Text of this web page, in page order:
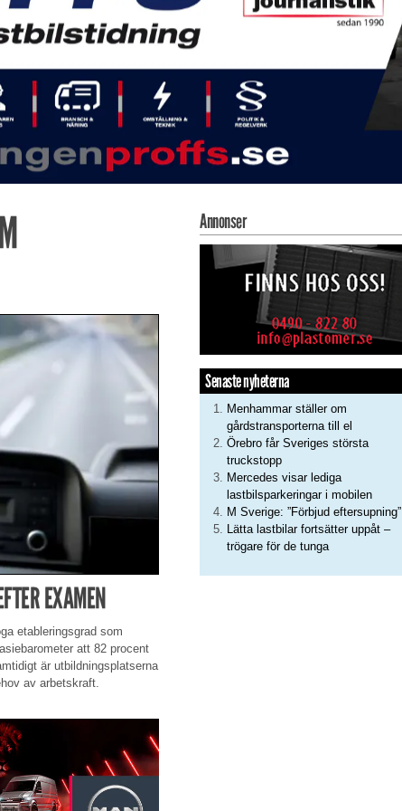
EXAMEN
etableringsgrad som
att 82 procent
är utbildningsplatserna
av arbetskraft.
Annonser
Senaste nyheterna
Menhammar ställer om
gårdstransporterna till el
Örebro får Sveriges största
truckstopp
Mercedes visar lediga
lastbilsparkeringar i mobilen
M Sverige: ”Förbjud eftersupning”
Lätta lastbilar fortsätter uppåt –
trögare för de tunga